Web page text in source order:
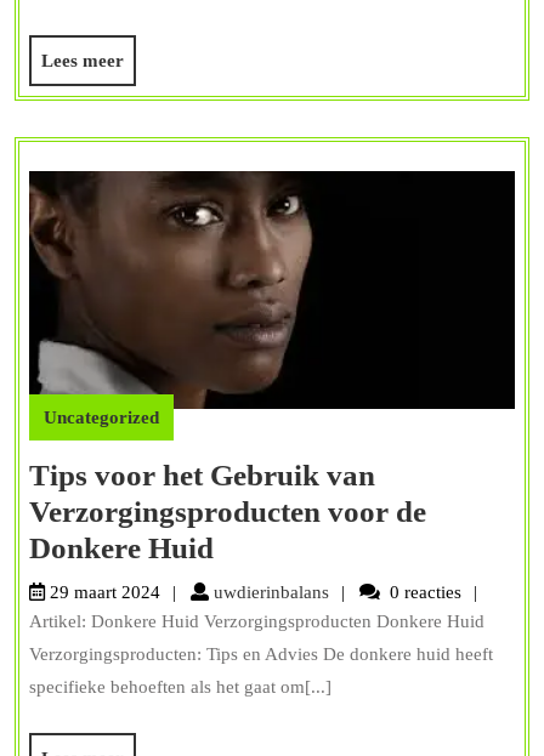
en
Dieren
Lees meerLees
meer
Uncategorized
Tips voor het Gebruik van
Verzorgingsproducten voor de
Donkere Huid
voor
het
Gebruik
van
29 maart 2024 uwdierinbalansuwdierinbalans
0 reacties
Artikel: Donkere Huid Verzorgingsproducten Donkere Huid
Verzorgingsproducten: Tips en Advies De donkere huid heeft
specifieke behoeften als het gaat om[...]